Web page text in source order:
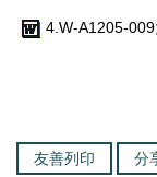
4.W-A1205-
友善列印 分